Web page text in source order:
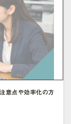
意点や効率化の方